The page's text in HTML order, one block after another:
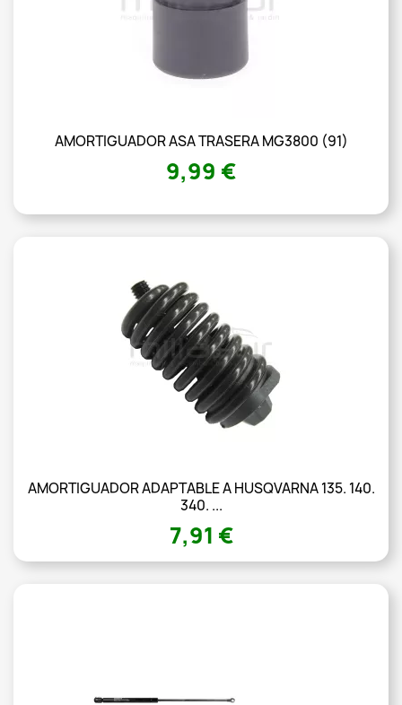
AMORTIGUADOR ASA TRASERA MG3800 (91)
9,99 €
AMORTIGUADOR ADAPTABLE A HUSQVARNA 135. 140.
340. ...
7,91 €